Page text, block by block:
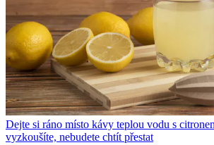
Dejte si ráno místo kávy teplou vodu s
vyzkoušíte, nebudete chtít přestat